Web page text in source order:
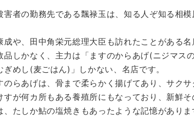
者の勤務先である飄禄玉は、知る人ぞ知る相
や、田中角栄元総理大臣も訪れたことがある名
しかなく、主力は「ますのからあげ(ニジマス
ぎめし(麦ごはん)」しかない、名店です。
らあげは、骨まで柔らかく揚げてあり、サクサ
が何カ所もある養殖所にもなっており、新鮮そ
たしか鮎の塩焼きもあったような記憶があり